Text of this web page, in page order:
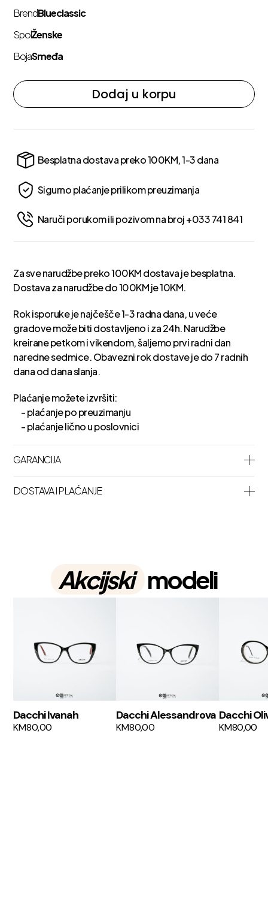
BrendBlueclassic
SpolŽenske
BojaSmeđa
Dodaj u korpu
Besplatna dostava preko 100KM, 1-3 dana
Sigurno plaćanje prilikom preuzimanja
Naruči porukom ili pozivom na broj +033 741 841
Za sve narudžbe preko 100KM dostava je besplatna.
Dostava za narudžbe do 100KM je 10KM.
Rok isporuke je najčešče 1-3 radna dana, u veće
gradove može biti dostavljeno i za 24h. Narudžbe
kreirane petkom i vikendom, šaljemo prvi radni dan
naredne sedmice. Obavezni rok dostave je do 7 radnih
dana od dana slanja.
Plaćanje možete izvršiti:
- plaćanje po preuzimanju
- plaćanje lično u poslovnici
GARANCIJA
DOSTAVA I PLAĆANJE
Akcijski modeli
Dacchi Ivanah
KM80,00
Dacchi Alessandrova
KM80,00
Dacchi
KM80,00